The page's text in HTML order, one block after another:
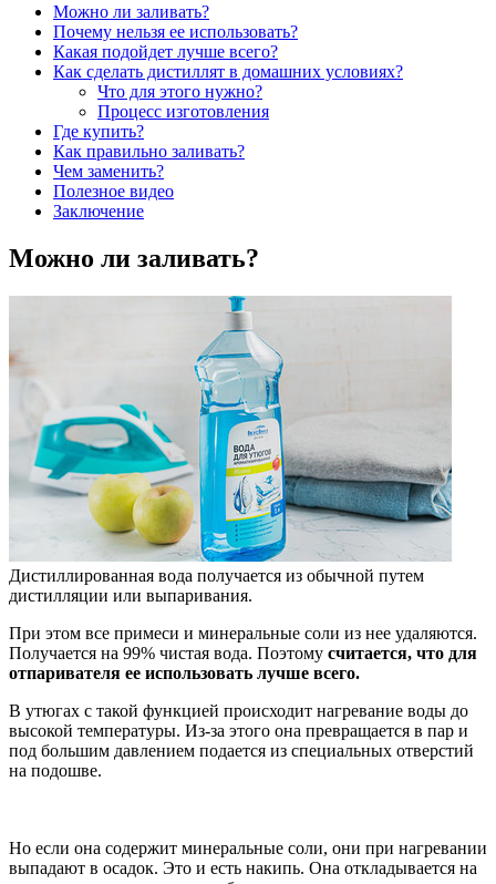
Можно ли заливать?
Почему нельзя ее использовать?
Какая подойдет лучше всего?
Как сделать дистиллят в домашних условиях?
Что для этого нужно?
Процесс изготовления
Где купить?
Как правильно заливать?
Чем заменить?
Полезное видео
Заключение
Можно ли заливать?
Дистиллированная вода получается из обычной путем
дистилляции или выпаривания.
При этом все примеси и минеральные соли из нее удаляются.
Получается на 99% чистая вода. Поэтому считается, что для
отпаривателя ее использовать лучше всего.
В утюгах с такой функцией происходит нагревание воды до
высокой температуры. Из-за этого она превращается в пар и
под большим давлением подается из специальных отверстий
на подошве.
Но если она содержит минеральные соли, они при нагревании
выпадают в осадок. Это и есть накипь. Она откладывается на